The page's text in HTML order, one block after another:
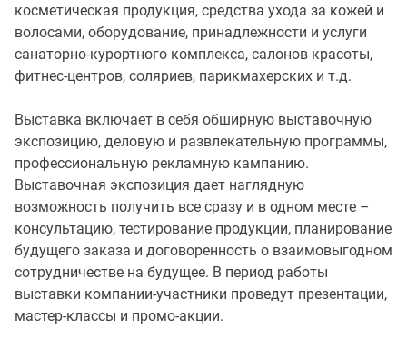
косметическая продукция, средства ухода за кожей и
волосами, оборудование, принадлежности и услуги
санаторно-курортного комплекса, салонов красоты,
фитнес-центров, соляриев, парикмахерских и т.д.
Выставка включает в себя обширную выставочную
экспозицию, деловую и развлекательную программы,
профессиональную рекламную кампанию.
Выставочная экспозиция дает наглядную
возможность получить все сразу и в одном месте –
консультацию, тестирование продукции, планирование
будущего заказа и договоренность о взаимовыгодном
сотрудничестве на будущее. В период работы
выставки компании-участники проведут презентации,
мастер-классы и промо-акции.